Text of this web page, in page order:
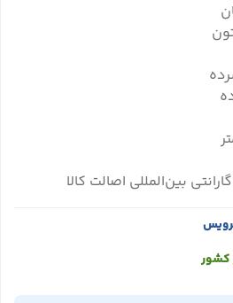
بین‌المللی اصالت کالا
کشور